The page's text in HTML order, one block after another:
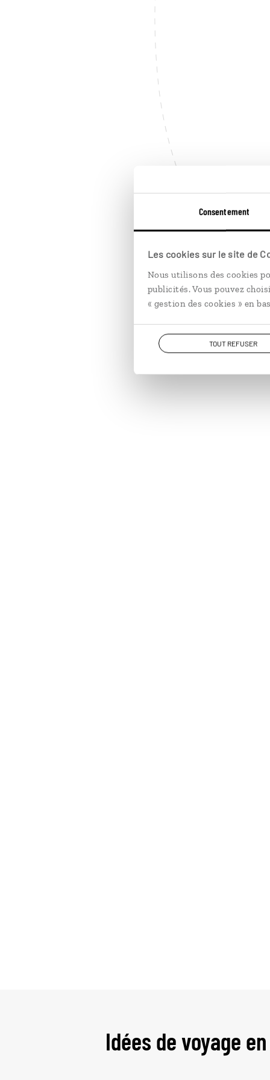
Consentement
Les cookies sur le site de
Nous utilisons des cookies
publicités. Vous pouvez
« gestion des cookies » en
TOUT REFUSER
Idées de voyage